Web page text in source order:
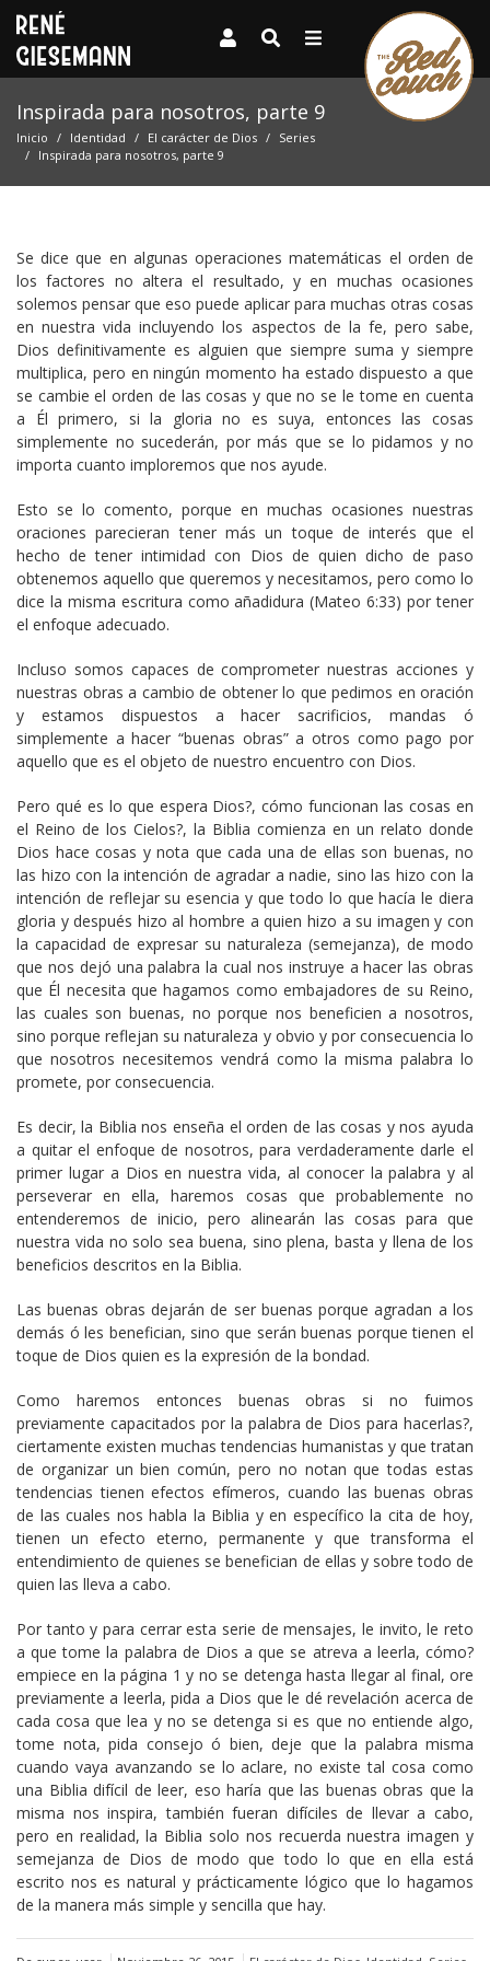
Inspirada para nosotros, parte 9
Inicio Identidad El carácter de Dios
Series
Inspirada para nosotros, parte 9
Se dice que en algunas operaciones matemáticas el orden de
los factores no altera el resultado, y en muchas ocasiones
solemos pensar que eso puede aplicar para muchas otras cosas
en nuestra vida incluyendo los aspectos de la fe, pero sabe,
Dios definitivamente es alguien que siempre suma y siempre
multiplica, pero en ningún momento ha estado dispuesto a que
se cambie el orden de las cosas y que no se le tome en cuenta
a Él primero, si la gloria no es suya, entonces las cosas
simplemente no sucederán, por más que se lo pidamos y no
importa cuanto imploremos que nos ayude.
Esto se lo comento, porque en muchas ocasiones nuestras
oraciones parecieran tener más un toque de interés que el
hecho de tener intimidad con Dios de quien dicho de paso
obtenemos aquello que queremos y necesitamos, pero como lo
dice la misma escritura como añadidura (Mateo 6:33) por tener
el enfoque adecuado.
Incluso somos capaces de comprometer nuestras acciones y
nuestras obras a cambio de obtener lo que pedimos en oración
y estamos dispuestos a hacer sacrificios, mandas ó
simplemente a hacer “buenas obras” a otros como pago por
aquello que es el objeto de nuestro encuentro con Dios.
Pero qué es lo que espera Dios?, cómo funcionan las cosas en
el Reino de los Cielos?, la Biblia comienza en un relato donde
Dios hace cosas y nota que cada una de ellas son buenas, no
las hizo con la intención de agradar a nadie, sino las hizo con la
intención de reflejar su esencia y que todo lo que hacía le diera
gloria y después hizo al hombre a quien hizo a su imagen y con
la capacidad de expresar su naturaleza (semejanza), de modo
que nos dejó una palabra la cual nos instruye a hacer las obras
que Él necesita que hagamos como embajadores de su Reino,
las cuales son buenas, no porque nos beneficien a nosotros,
sino porque reflejan su naturaleza y obvio y por consecuencia lo
que nosotros necesitemos vendrá como la misma palabra lo
promete, por consecuencia.
Es decir, la Biblia nos enseña el orden de las cosas y nos ayuda
a quitar el enfoque de nosotros, para verdaderamente darle el
primer lugar a Dios en nuestra vida, al conocer la palabra y al
perseverar en ella, haremos cosas que probablemente no
entenderemos de inicio, pero alinearán las cosas para que
nuestra vida no solo sea buena, sino plena, basta y llena de los
beneficios descritos en la Biblia.
Las buenas obras dejarán de ser buenas porque agradan a los
demás ó les benefician, sino que serán buenas porque tienen el
toque de Dios quien es la expresión de la bondad.
Como haremos entonces buenas obras si no fuimos
previamente capacitados por la palabra de Dios para hacerlas?,
ciertamente existen muchas tendencias humanistas y que tratan
de organizar un bien común, pero no notan que todas estas
tendencias tienen efectos efímeros, cuando las buenas obras
de las cuales nos habla la Biblia y en específico la cita de hoy,
tienen un efecto eterno, permanente y que transforma el
entendimiento de quienes se benefician de ellas y sobre todo de
quien las lleva a cabo.
Por tanto y para cerrar esta serie de mensajes, le invito, le reto
a que tome la palabra de Dios a que se atreva a leerla, cómo?
empiece en la página 1 y no se detenga hasta llegar al final, ore
previamente a leerla, pida a Dios que le dé revelación acerca de
cada cosa que lea y no se detenga si es que no entiende algo,
tome nota, pida consejo ó bien, deje que la palabra misma
cuando vaya avanzando se lo aclare, no existe tal cosa como
una Biblia difícil de leer, eso haría que las buenas obras que la
misma nos inspira, también fueran difíciles de llevar a cabo,
pero en realidad, la Biblia solo nos recuerda nuestra imagen y
semejanza de Dios de modo que todo lo que en ella está
escrito nos es natural y prácticamente lógico que lo hagamos
de la manera más simple y sencilla que hay.